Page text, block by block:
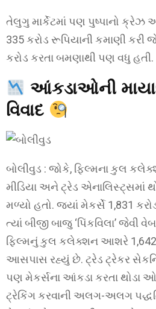
તેલુગુ માર્કેટમાં પણ પુષ્પાનો
335 કરોડ રૂપિયાની કમાણી કરી
કરોડ કરતા બમણાથી પણ વધુ હતી.
આંકડાઓની
વિવાદ
બોલીવુડ : જોકે, ફિલ્મના કુલ
મીડિયા અને ટ્રેડ એનાલિસ્ટ્સમાં
મળ્યો હતો. જ્યાં મેકર્સે 1,831
ત્યાં બીજી બાજુ ‘પિંકવિલા’ જેવી
ફિલ્મનું કુલ કલેક્શન આશરે 1,642
આસપાસ રહ્યું છે. ટ્રેડ ટ્રેકર
પણ મેકર્સના આંકડા કરતા થોડા
ટ્રેકિંગ કરવાની અલગ-અલગ